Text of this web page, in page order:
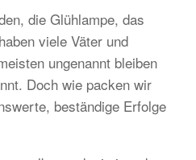
die Glühlampe, das
viele Väter und
ungenannt bleiben
Doch wie packen wir
beständige Erfolge